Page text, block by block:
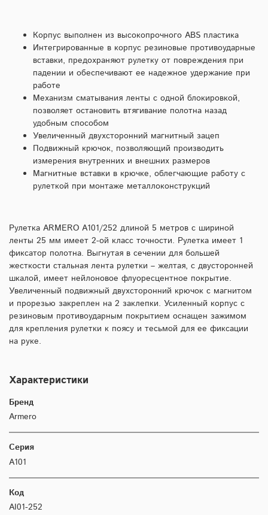
Корпус выполнен из высокопрочного ABS пластика
Интегрированные в корпус резиновые противоударные
вставки, предохраняют рулетку от повреждения при
падении и обеспечивают ее надежное удержание при
работе
Механизм сматывания ленты с одной блокировкой,
позволяет остановить втягивание полотна назад
удобным способом
Увеличенный двухсторонний магнитный зацеп
Подвижный крючок, позволяющий производить
измерения внутренних и внешних размеров
Магнитные вставки в крючке, облегчающие работу с
рулеткой при монтаже металлоконструкций
Рулетка ARMERO A101/252 длиной 5 метров с шириной
ленты 25 мм имеет 2-ой класс точности. Рулетка имеет 1
фиксатор полотна. Выгнутая в сечении для большей
жесткости стальная лента рулетки – желтая, с двусторонней
шкалой, имеет нейлоновое флуоресцентное покрытие.
Увеличенный подвижный двухсторонний крючок с магнитом
и прорезью закреплен на 2 заклепки. Усиленный корпус с
резиновым противоударным покрытием оснащен зажимом
для крепления рулетки к поясу и тесьмой для ее фиксации
на руке.
Характеристики
Бренд
Armero
Серия
A101
Код
AI01-252